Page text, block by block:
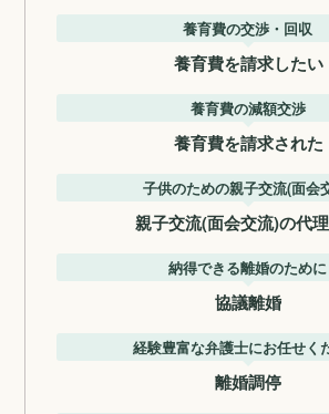
養育費の交渉・回収
養育費を請求したい
養育費の減額交渉
養育費を請求された
子供のための親子交流(面会
親子交流(面会交流)の代
納得できる離婚のために
協議離婚
経験豊富な弁護士にお任せく
離婚調停